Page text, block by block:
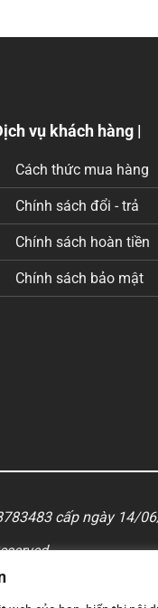
vụ khách hàng |
Cách thức mua hàng
Chính sách đổi - trả
Chính sách hoàn tiền
Chính sách bảo mật
cấp ngày 14/